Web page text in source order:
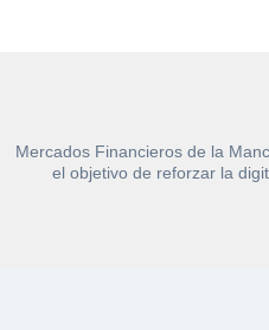
Mercados Financieros de la
el objetivo de reforzar la